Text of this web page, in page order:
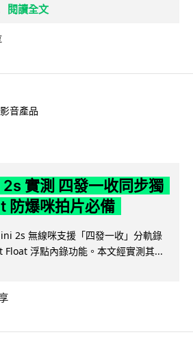
閱讀全文
影音產品
實測 四發一收同步獨
防爆咪拍片必備
2s 無線咪支援「四發一收」分軌錄
浮點內錄功能。本文經實測其...